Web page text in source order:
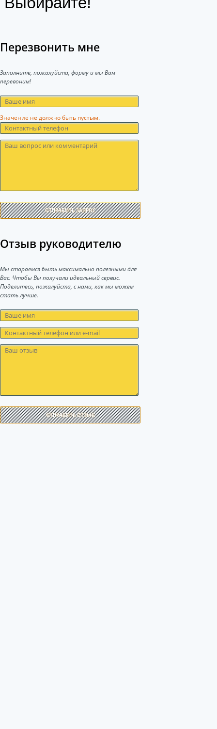
Перезвонить мне
Заполните, пожалуйста, форму и мы Вам
перевоним!
Значение не должно быть пустым.
ОТПРАВИТЬ ЗАПРОС
Отзыв руководителю
Мы стараемся быть максимально полезными для
Вас. Чтобы Вы получали идеальный сервис.
Поделитесь, пожалуйста, с нами, как мы можем
стать лучше.
ОТПРАВИТЬ ОТЗЫВ